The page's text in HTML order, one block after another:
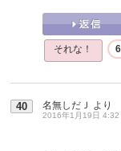
それな！
40 名無しだＪ より
2016年1月19日 4:32